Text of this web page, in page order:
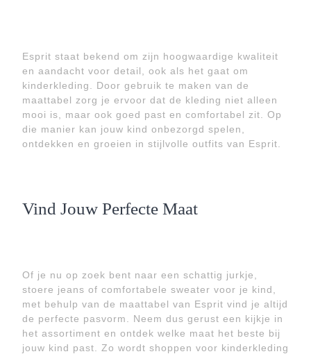
Esprit staat bekend om zijn hoogwaardige kwaliteit
en aandacht voor detail, ook als het gaat om
kinderkleding. Door gebruik te maken van de
maattabel zorg je ervoor dat de kleding niet alleen
mooi is, maar ook goed past en comfortabel zit. Op
die manier kan jouw kind onbezorgd spelen,
ontdekken en groeien in stijlvolle outfits van Esprit.
Vind Jouw Perfecte Maat
Of je nu op zoek bent naar een schattig jurkje,
stoere jeans of comfortabele sweater voor je kind,
met behulp van de maattabel van Esprit vind je altijd
de perfecte pasvorm. Neem dus gerust een kijkje in
het assortiment en ontdek welke maat het beste bij
jouw kind past. Zo wordt shoppen voor kinderkleding